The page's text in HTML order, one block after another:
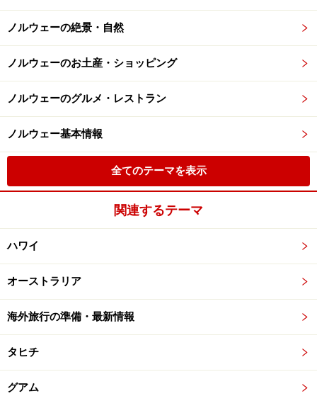
ノルウェーの絶景・自然
ノルウェーのお土産・ショッピング
ノルウェーのグルメ・レストラン
ノルウェー基本情報
全てのテーマを表示
関連するテーマ
ハワイ
オーストラリア
海外旅行の準備・最新情報
タヒチ
グアム